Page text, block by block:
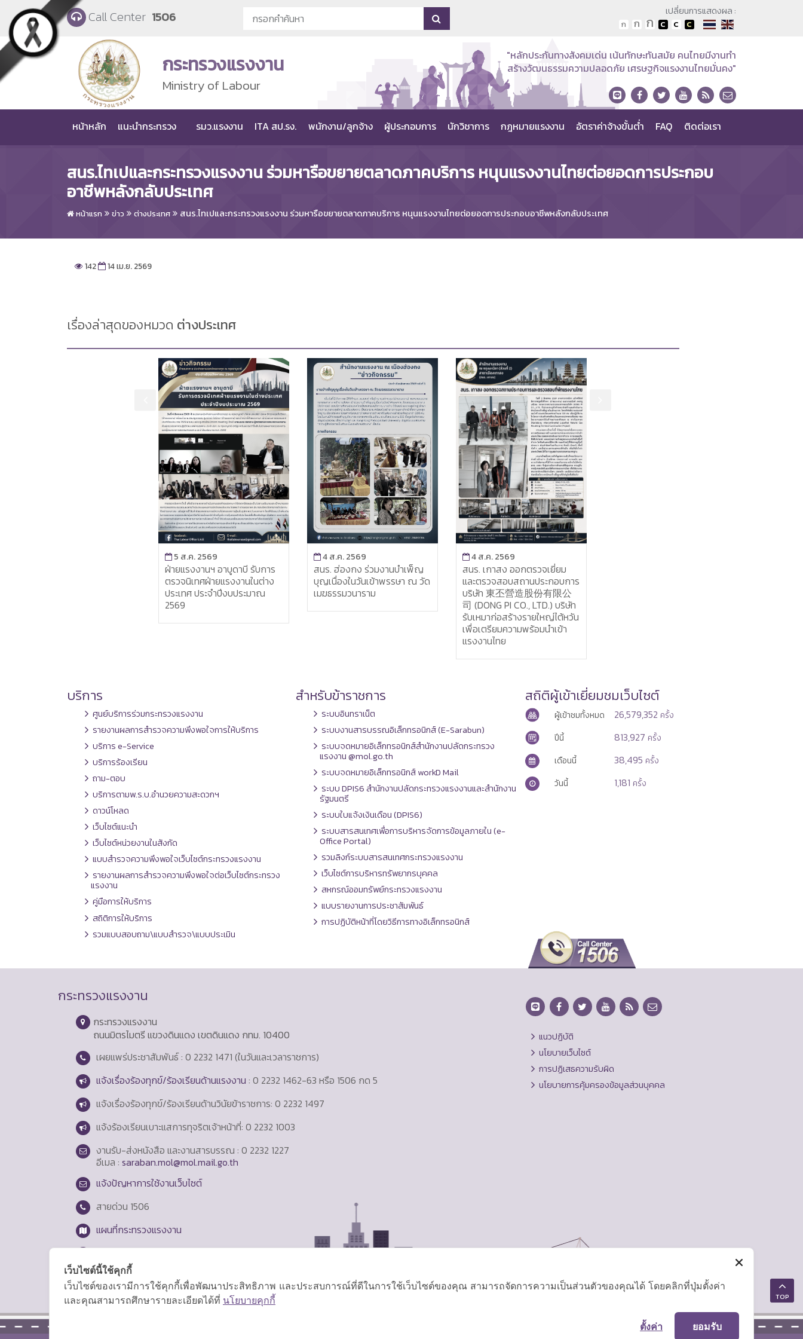
Skip to main content
Call Center 1506 เปลี่ยนการแสดงผล :
กระทรวงแรงงาน
Ministry of Labour
"หลักประกันทางสังคมเด่น เน้นทักษะทันสมัย คนไทยมีงานทำ
สร้างวัฒนธรรมความปลอดภัย เศรษฐกิจแรงงานไทยมั่นคง"
หน้าหลัก แนะนำกระทรวง รมว.แรงงาน ITA สป.รง. พนักงาน/ลูกจ้าง ผู้ประกอบการ นักวิชาการ กฎหมายแรงงาน อัตราค่าจ้างขั้นต่ำ FAQ ติดต่อเรา
สนร.ไทเปและกระทรวงแรงงาน ร่วมหารือขยายตลาดภาคบริการ หนุนแรงงานไทยต่อยอดการประกอบ
อาชีพหลังกลับประเทศ
หน้าแรก ข่าว ต่างประเทศ สนร.ไทเปและกระทรวงแรงงาน ร่วมหารือขยายตลาดภาคบริการ หนุนแรงงานไทยต่อยอดการประกอบอาชีพหลังกลับประเทศ
142 14 เม.ย. 2569
เรื่องล่าสุดของหมวด ต่างประเทศ
5 ส.ค. 2569
ฝ่ายแรงงานฯ อาบูดาบี รับการ
ตรวจนิเทศฝ่ายแรงงานในต่าง
ประเทศ ประจำปีงบประมาณ
4 ส.ค. 2569
สนร. ฮ่องกง ร่วมงานบำเพ็ญ
บุญเนื่องในวันเข้าพรรษา ณ วัด
เมฆธรรมวนาราม
4 ส.ค. 2569
สนร. เกาสง ออกตรวจเยี่ยม
และตรวจสอบสถานประกอบการ
บริษัท 東丕營造股份有限公
司 (DONG PI CO., LTD.) บริษัท
รับเหมาก่อสร้างรายใหญ่ไต้หวัน
เพื่อเตรียมความพร้อมนำเข้า
แรงงานไทย
3 ส.ค. 2569
ประกาศสำนักงานแรงงานใน
ประเทศญี่ปุ่น เรื่อง รายชื่อผู้มี
สิทธิเข้ารับการคัดเลือกเพื่อ
บรรจุเป็นลูกจ้างชั่วคราวในต่าง
ประเทศ ตำแหน่ง ล่าม
บริการ
ศูนย์บริการร่วมกระทรวงแรงงาน
รายงานผลการสำรวจความพึงพอใจการให้บริการ
บริการ e-Service
บริการร้องเรียน
ถาม-ตอบ
บริการตามพ.ร.บ.อำนวยความสะดวกฯ
ดาวน์โหลด
เว็บไซต์แนะนำ
เว็บไซต์หน่วยงานในสังกัด
แบบสำรวจความพึงพอใจเว็บไซต์กระทรวงแรงงาน
รายงานผลการสำรวจความพึงพอใจต่อเว็บไซต์กระทรวง
แรงงาน
คู่มือการให้บริการ
สถิติการให้บริการ
รวมแบบสอบถาม\แบบสำรวจ\แบบประเมิน
สำหรับข้าราชการ
ระบบอินทราเน็ต
ระบบงานสารบรรณอิเล็กทรอนิกส์ (E-Sarabun)
ระบบจดหมายอิเล็กทรอนิกส์สำนักงานปลัดกระทรวง
แรงงาน @mol.go.th
ระบบจดหมายอิเล็กทรอนิกส์ workD Mail
ระบบ DPIS6 สำนักงานปลัดกระทรวงแรงงานและสำนักงาน
รัฐมนตรี
ระบบใบแจ้งเงินเดือน (DPIS6)
ระบบสารสนเทศเพื่อการบริหารจัดการข้อมูลภายใน (e-
Office Portal)
รวมลิงก์ระบบสารสนเทศกระทรวงแรงงาน
เว็บไซต์การบริหารทรัพยากรบุคคล
สหกรณ์ออมทรัพย์กระทรวงแรงงาน
แบบรายงานการประชาสัมพันธ์
การปฏิบัติหน้าที่โดยวิธีการทางอิเล็กทรอนิกส์
สถิติผู้เข้าเยี่ยมชมเว็บไซต์
ผู้เข้าชมทั้งหมด 26,579,352 ครั้ง
ปีนี้
813,927 ครั้ง
เดือนนี้
38,495 ครั้ง
วันนี้
1,181 ครั้ง
กระทรวงแรงงาน
กระทรวงแรงงาน
ถนนมิตรไมตรี แขวงดินแดง เขตดินแดง กทม. 10400
เผยแพร่ประชาสัมพันธ์ : 0 2232 1471 (ในวันและเวลาราชการ)
แจ้งเรื่องร้องทุกข์/ร้องเรียนด้านแรงงาน : 0 2232 1462-63 หรือ 1506 กด 5
แจ้งเรื่องร้องทุกข์/ร้องเรียนด้านวินัยข้าราชการ: 0 2232 1497
แจ้งร้องเรียนเบาะแสการทุจริตเจ้าหน้าที่: 0 2232 1003
งานรับ-ส่งหนังสือ และงานสารบรรณ : 0 2232 1227
อีเมล : saraban.mol@mol.mail.go.th
แจ้งปัญหาการใช้งานเว็บไซต์
สายด่วน 1506
แผนที่กระทรวงแรงงาน
แนวปฏิบัติ
นโยบายเว็บไซต์
การปฏิเสธความรับผิด
นโยบายการคุ้มครองข้อมูลส่วนบุคคล
TOP
เว็บไซต์นี้ใช้คุกกี้
เว็บไซต์ของเรามีการใช้คุกกี้เพื่อพัฒนาประสิทธิภาพ และประสบการณ์ที่ดีในการใช้เว็บไซต์ของคุณ สามารถจัดการความเป็นส่วนตัวของคุณได้ โดยคลิกที่ปุ่มตั้งค่า
และคุณสามารถศึกษารายละเอียดได้ที่ นโยบายคุกกี้
ยอมรับ
ตั้งค่า